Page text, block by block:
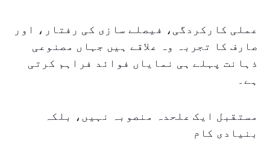
عملی کارکردگی، فیصلے سازی کی رفتار، اور
صارف کا تجربہ وہ علاقے ہیں جہاں مصنوعی
ذہانت پہلے ہی نمایاں فوائد فراہم کرتی
ہے۔
مستقبل ایک علحدہ منصوبہ نہیں، بلکہ
بنیادی کام